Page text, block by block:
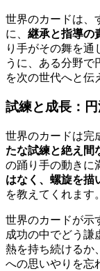
世界のカードは、
に、 継承と指導の
り手がその舞を通
うに、ある分野で
を次の世代へと伝
試練と成長：
世界のカードは完
たな試練と絶え間
の踊り手の動きに
はなく、螺旋を描
を教えてくれます。
世界のカードが示
成功の中でどう謙
熱を持ち続けるか
への思いやりを忘